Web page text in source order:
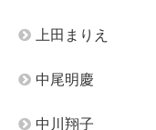
上田まりえ
中尾明慶
中川翔子